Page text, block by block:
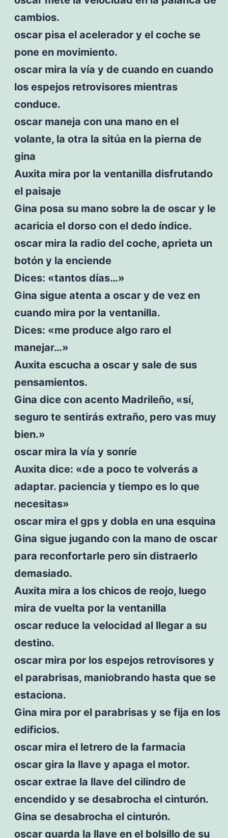
cambios.
oscar pisa el acelerador y el coche se
pone en movimiento.
oscar mira la vía y de cuando en cuando
los espejos retrovisores mientras
conduce.
oscar maneja con una mano en el
volante, la otra la sitúa en la pierna de
gina
Auxita mira por la ventanilla disfrutando
el paisaje
Gina posa su mano sobre la de oscar y le
acaricia el dorso con el dedo índice.
oscar mira la radio del coche, aprieta un
botón y la enciende
Dices: «tantos días…»
Gina sigue atenta a oscar y de vez en
cuando mira por la ventanilla.
Dices: «me produce algo raro el
manejar…»
Auxita escucha a oscar y sale de sus
pensamientos.
Gina dice con acento Madrileño, «sí,
seguro te sentirás extraño, pero vas muy
bien.»
oscar mira la vía y sonríe
Auxita dice: «de a poco te volverás a
adaptar. paciencia y tiempo es lo que
necesitas»
oscar mira el gps y dobla en una esquina
Gina sigue jugando con la mano de oscar
para reconfortarle pero sin distraerlo
demasiado.
Auxita mira a los chicos de reojo, luego
mira de vuelta por la ventanilla
oscar reduce la velocidad al llegar a su
destino.
oscar mira por los espejos retrovisores y
el parabrisas, maniobrando hasta que se
estaciona.
Gina mira por el parabrisas y se fija en los
edificios.
oscar mira el letrero de la farmacia
oscar gira la llave y apaga el motor.
oscar extrae la llave del cilindro de
encendido y se desabrocha el cinturón.
Gina se desabrocha el cinturón.
oscar guarda la llave en el bolsillo de su